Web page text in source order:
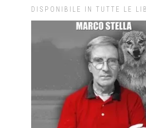
DISPONIBILE IN TUTTE LE